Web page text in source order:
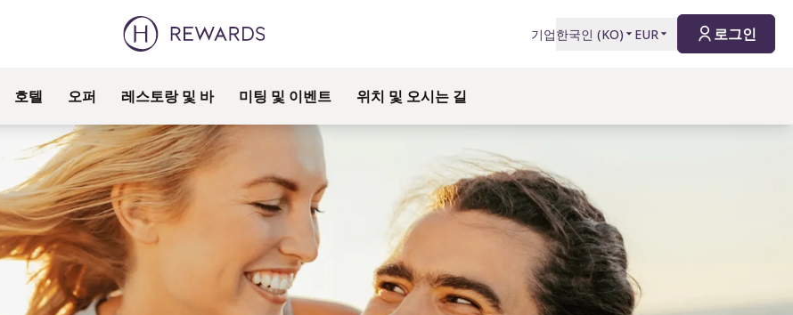
기업한국인 (KO) EUR 로그인
호텔 오퍼 레스토랑 및 바 미팅 및 이벤트 위치 및 오시는 길